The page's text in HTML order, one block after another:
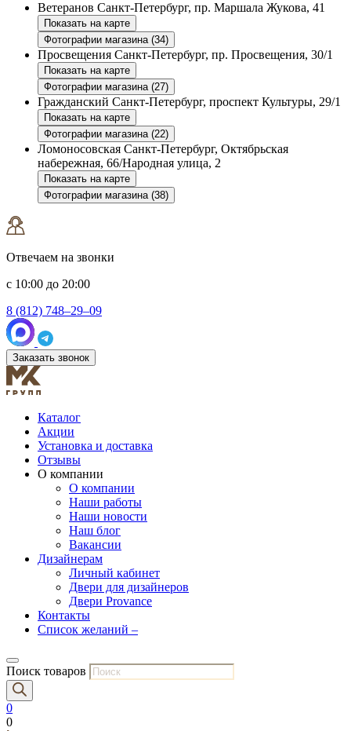
Ветеранов Санкт-Петербург, пр. Маршала Жукова, 41
Показать на карте
Фотографии магазина (34)
Просвещения Санкт-Петербург, пр. Просвещения, 30/1
Показать на карте
Фотографии магазина (27)
Гражданский Санкт-Петербург, проспект Культуры, 29/1
Показать на карте
Фотографии магазина (22)
Ломоносовская Санкт-Петербург, Октябрьская
набережная, 66/Народная улица, 2
Показать на карте
Фотографии магазина (38)
Отвечаем на звонки
с 10:00 до 20:00
8 (812) 748–29–09
Заказать звонок
Каталог
Акции
Установка и доставка
Отзывы
О компании
О компании
Наши работы
Наши новости
Наш блог
Вакансии
Дизайнерам
Личный кабинет
Двери для дизайнеров
Двери Provance
Контакты
Список желаний –
Поиск товаров
0
0